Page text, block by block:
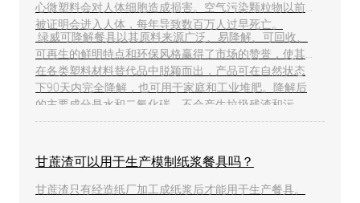
心微塑料会对人体细胞造成损害。空气污染颗粒物以前
被证明会进入人体，每年导致数百万人过早死亡。
绿威可降解餐具以其原料来源广泛、易降解、可回收、
可再生的鲜明特点和环保风格赢得了市场的赞誉，使其
在各类塑料材料替代品中脱颖而出，产品可在自然状态
下90天内完全降解，也可用于家庭和工业堆肥。降解后
的主要成分是水和二氧化碳，不会产生垃圾残渣和污
染。
甘蔗渣可以用于生产模制纸浆餐具吗？
甘蔗渣只有经造纸厂加工成纸浆后才能用于生产餐具。